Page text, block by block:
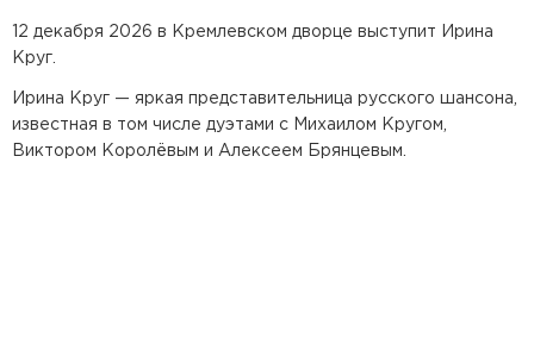
12 декабря 2026 в Кремлевском дворце выступит Ирина
Круг.
Ирина Круг — яркая представительница русского шансона,
известная в том числе дуэтами с Михаилом Кругом,
Виктором Королёвым и Алексеем Брянцевым.